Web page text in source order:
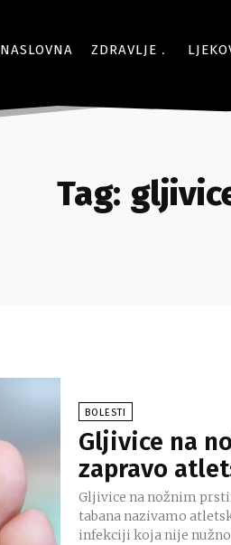
NASLOVNA ZDRAVLJE
Tag:
BOLESTI
Gljivice na
zapravo
Gljivice na nožnim
tabana nazivamo
infekciji koja nije nužno